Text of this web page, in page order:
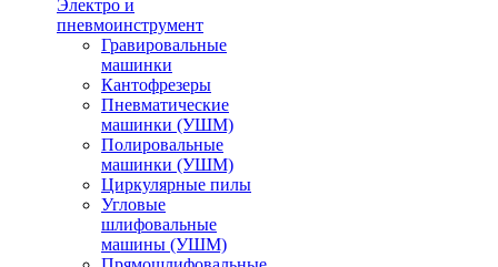
Электро и
пневмоинструмент
Гравировальные
машинки
Кантофрезеры
Пневматические
машинки (УШМ)
Полировальные
машинки (УШМ)
Циркулярные пилы
Угловые
шлифовальные
машины (УШМ)